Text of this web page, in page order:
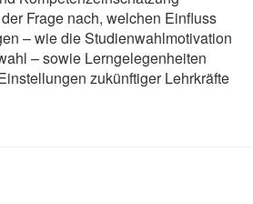
Frage nach, welchen Einfluss
– wie die Studienwahlmotivation
– sowie Lerngelegenheiten
zukünftiger Lehrkräfte